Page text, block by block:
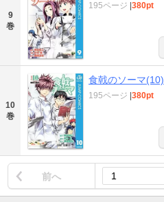
9
巻
195ページ 380pt
10
巻
食戟のソーマ(10)
195ページ 380pt
前へ